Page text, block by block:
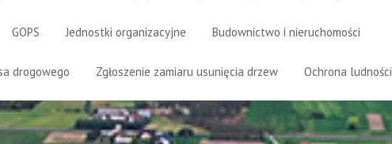
GOPS Jednostki organizacyjne Budownictwo i nieruchomości
drogowego Zgłoszenie zamiaru usunięcia drzew Ochrona ludności